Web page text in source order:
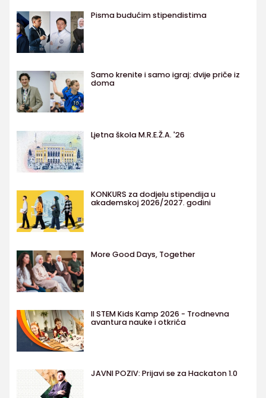
Pisma budućim stipendistima
Samo krenite i samo igraj: dvije priče iz
doma
Ljetna škola M.R.E.Ž.A. '26
KONKURS za dodjelu stipendija u
akademskoj 2026/2027. godini
More Good Days, Together
II STEM Kids Kamp 2026 - Trodnevna
avantura nauke i otkrića
JAVNI POZIV: Prijavi se za Hackaton 1.0